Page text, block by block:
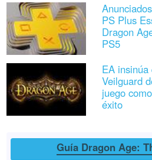
PS Plus
Dragon
PS5
EA
Veilguard
juego
éxito
Guía Dragon Age: